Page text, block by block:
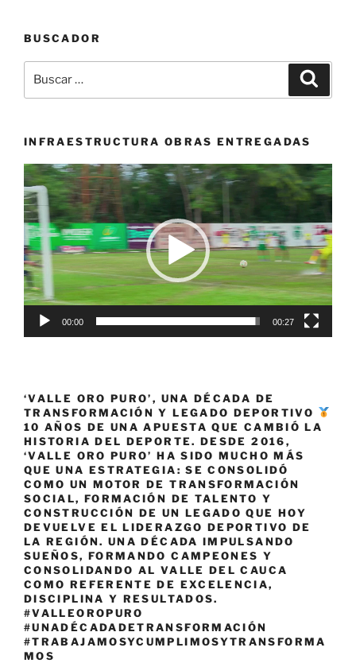
liderado
Copa
BUSCADOR
por:
INFRAESTRUCTURA OBRAS ENTREGADAS
Reproductor
de
vídeo
00:00 00:27
‘VALLE ORO PURO’, UNA DÉCADA DE
TRANSFORMACIÓN Y LEGADO DEPORTIVO
10 AÑOS DE UNA APUESTA QUE CAMBIÓ LA
HISTORIA DEL DEPORTE. DESDE 2016,
‘VALLE ORO PURO’ HA SIDO MUCHO MÁS
QUE UNA ESTRATEGIA: SE CONSOLIDÓ
COMO UN MOTOR DE TRANSFORMACIÓN
SOCIAL, FORMACIÓN DE TALENTO Y
CONSTRUCCIÓN DE UN LEGADO QUE HOY
DEVUELVE EL LIDERAZGO DEPORTIVO DE
LA REGIÓN. UNA DÉCADA IMPULSANDO
SUEÑOS, FORMANDO CAMPEONES Y
CONSOLIDANDO AL VALLE DEL CAUCA
COMO REFERENTE DE EXCELENCIA,
DISCIPLINA Y RESULTADOS.
#VALLEOROPURO
#UNADÉCADADETRANSFORMACIÓN
#TRABAJAMOSYCUMPLIMOSYTRANSFORMA
MOS